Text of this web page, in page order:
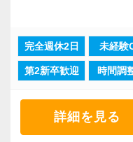
【2015年に税理士
2015年12月に税理
お客様は上場を目
実際に当社は右肩
安心してキャリア
株式上場を果たし
完全週休2日 未経験
第2新卒歓迎 時間調
詳細を見る